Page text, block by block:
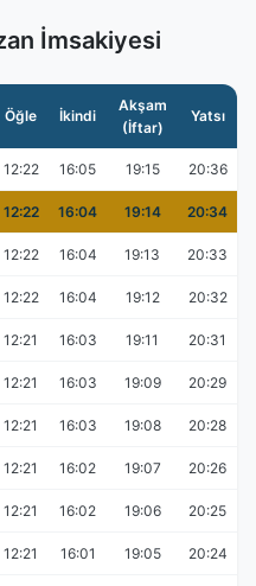
İmsakiyesi
Öğle İkindi
Akşam
(İftar)
Yatsı
12:22 16:05 19:15 20:36
12:22 16:04 19:14 20:34
12:22 16:04 19:13 20:33
12:22 16:04 19:12 20:32
12:21 16:03 19:11 20:31
12:21 16:03 19:09 20:29
12:21 16:03 19:08 20:28
12:21 16:02 19:07 20:26
12:21 16:02 19:06 20:25
12:21 16:01 19:05 20:24